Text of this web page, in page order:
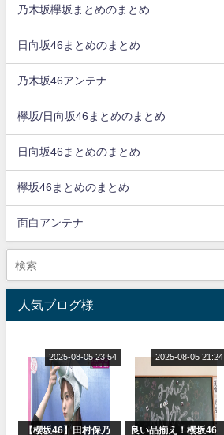
乃木坂欅坂まとめのまとめ
日向坂46まとめのまとめ
乃木坂46アンテナ
欅坂/日向坂46まとめのまとめ
日向坂46まとめのまとめ
欅坂46まとめのまとめ
面白アンテナ
人気ブログ様
【櫻坂46】田村保乃
2025-08-05 23:54
良い品揃え！櫻坂46
2025-08-05 21:24